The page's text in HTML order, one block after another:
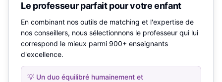
Le professeur parfait pour votre enfant
En combinant nos outils de matching et l'expertise de
nos conseillers, nous sélectionnons le professeur qui lui
correspond le mieux parmi 900+ enseignants
d'excellence.
💡 Un duo équilibré humainement et